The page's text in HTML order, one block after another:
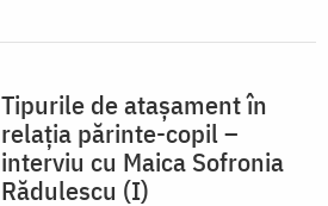
Tipurile de atașament în
relația părinte-copil –
interviu cu Maica Sofronia
Rădulescu (I)